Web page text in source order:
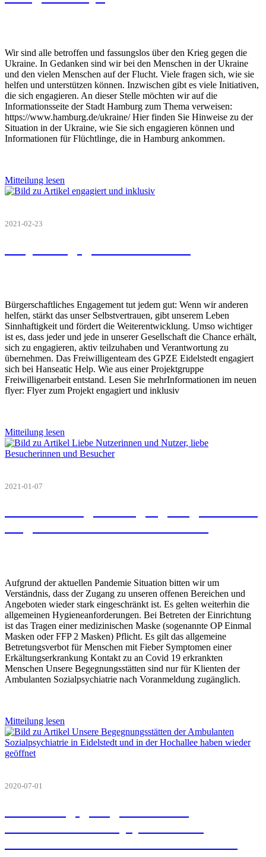
Wir sind alle betroffen und fassungslos über den Krieg gegen die
Ukraine. In Gedanken sind wir bei den Menschen in der Ukraine
und den vielen Menschen auf der Flucht. Viele fragen sich, wie sie
helfen und unterstützen können. Inzwischen gibt es viele Initiativen,
die sich engagieren. An dieser Stelle möchten wir auf die
Informationsseite der Stadt Hamburg zum Thema verweisen:
https://www.hamburg.de/ukraine/ Hier finden Sie Hinweise zu der
Situation in der Ukraine, wie Sie sich engagieren können und
Informationen für Flüchtlinge, die in Hamburg ankommen.
Mitteilung lesen
2021-02-23
Bürgerschaftliches Engagement tut jedem gut: Wenn wir anderen
helfen, stärkt das unser Selbstvertrauen, gibt unserem Leben
Sinnhaftigkeit und fördert die Weiterentwicklung. Umso wichtiger
ist es, dass jeder und jede in unserer Gesellschaft die Chance erhält,
sich zu engagieren, aktiv teilzuhaben und Verantwortung zu
übernehmen. Das Freiwilligenteam des GPZE Eidelstedt engagiert
sich bei Hanseatic Help. Wie aus einer Projektgruppe
Freiwilligenarbeit entstand. Lesen Sie mehrInformationen im neuen
flyer: Flyer zum Projekt engagiert und inklusiv
Mitteilung lesen
2021-01-07
Aufgrund der aktuellen Pandemie Situation bitten wir um
Verständnis, dass der Zugang zu unseren offenen Bereichen und
Angeboten wieder stark eingeschränkt ist. Es gelten weiterhin die
allgemeinen Hygieneanforderungen. Bei Betreten der Einrichtung
ist das Tragen einer medizinischen Maske (sogenannte OP Einmal
Masken oder FFP 2 Masken) Pflicht. Es gilt das allgemeine
Betretungsverbot für Menschen mit Fieber Symptomen einer
Erkältungserkrankung Kontakt zu an Covid 19 erkrankten
Menschen Unsere Begegnungsstätten sind nur für Klienten der
Ambulanten Sozialpsychiatrie nach Voranmeldung zugänglich.
Mitteilung lesen
2020-07-01